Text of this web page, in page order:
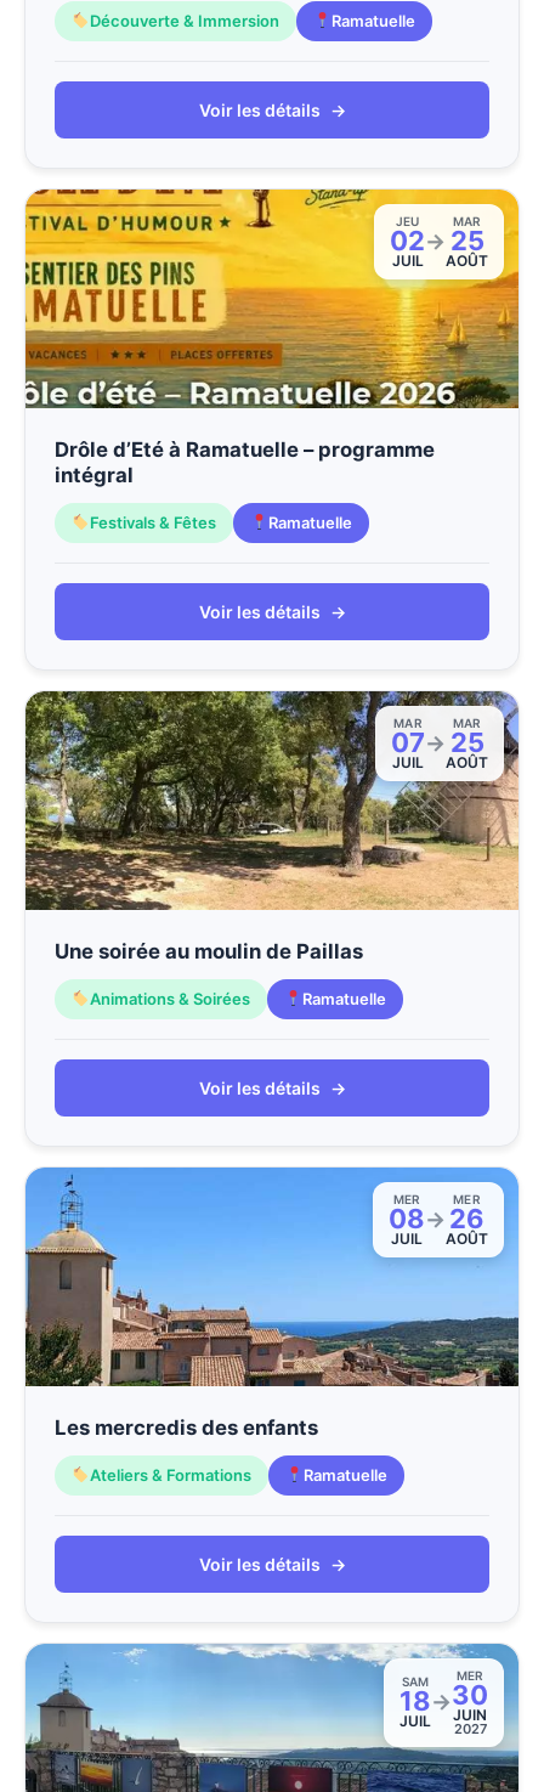
Découverte & Immersion Ramatuelle
Voir les détails →
JEU
02
JUIL
→
MAR
25
AOÛT
Drôle d’Eté à Ramatuelle – programme
intégral
Festivals & Fêtes Ramatuelle
Voir les détails →
MAR
07
JUIL
→
MAR
25
AOÛT
Une soirée au moulin de Paillas
Animations & Soirées Ramatuelle
Voir les détails →
MER
08
JUIL
→
MER
26
AOÛT
Les mercredis des enfants
Ateliers & Formations Ramatuelle
Voir les détails →
SAM
18
JUIL
→
MER
30
JUIN
2027